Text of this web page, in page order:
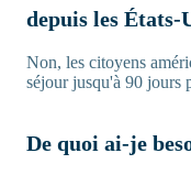
depuis les États-
Non, les citoyens
séjour jusqu'à 90 jours
De quoi ai-je